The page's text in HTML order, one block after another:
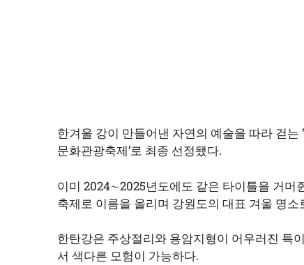
한겨울 강이 만들어낸 자연의 예술을 따라 걷는
문화관광축제’로 최종 선정됐다.
이미 2024∼2025년도에도 같은 타이틀을 거머
축제로 이름을 올리며 강원도의 대표 겨울 명소
한탄강은 주상절리와 용암지형이 어우러진 특
서 색다른 모험이 가능하다.